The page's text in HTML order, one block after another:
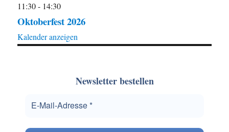
11:30- 14:30
Oktoberfest 2026
Kalender anzeigen
Newsletter bestellen